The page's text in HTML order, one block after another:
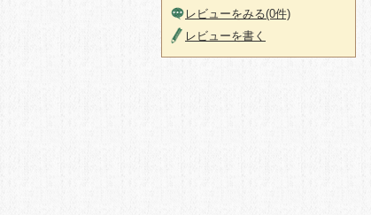
レビューをみる(0件)
レビューを書く